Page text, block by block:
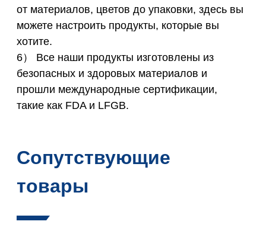
от материалов, цветов до упаковки, здесь вы
можете настроить продукты, которые вы
хотите.
6） Все наши продукты изготовлены из
безопасных и здоровых материалов и
прошли международные сертификации,
такие как FDA и LFGB.
Сопутствующие
товары